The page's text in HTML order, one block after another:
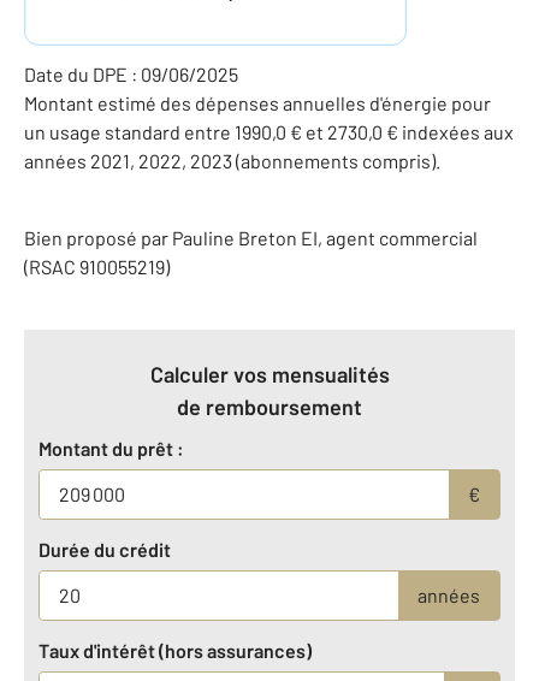
Date du DPE : 09/06/2025
Montant estimé des dépenses annuelles d'énergie pour
un usage standard entre 1990,0 € et 2730,0 € indexées aux
années 2021, 2022, 2023 (abonnements compris).
Bien proposé par Pauline Breton EI, agent commercial
(RSAC 910055219)
Calculer vos mensualités
de remboursement
Montant du prêt :
€
Durée du crédit
années
Taux d'intérêt (hors assurances)